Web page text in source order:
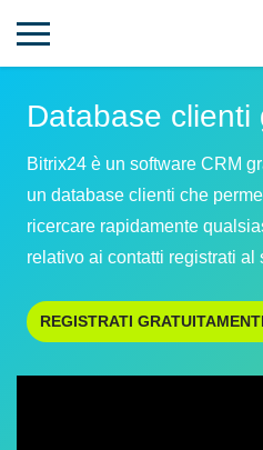
Database clienti
Bitrix24 è un software CRM
un database clienti che
ricercare rapidamente
relativo ai contatti registrati al
REGISTRATI